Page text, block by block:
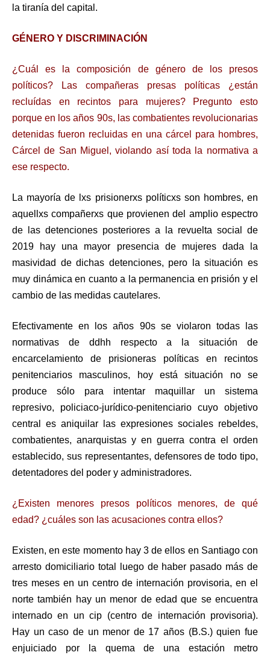
la tiranía del capital.
GÉNERO Y DISCRIMINACIÓN
¿Cuál es la composición de género de los presos
políticos? Las compañeras presas políticas ¿están
recluídas en recintos para mujeres? Pregunto esto
porque en los años 90s, las combatientes revolucionarias
detenidas fueron recluidas en una cárcel para hombres,
Cárcel de San Miguel, violando así toda la normativa a
ese respecto.
La mayoría de lxs prisionerxs políticxs son hombres, en
aquellxs compañerxs que provienen del amplio espectro
de las detenciones posteriores a la revuelta social de
2019 hay una mayor presencia de mujeres dada la
masividad de dichas detenciones, pero la situación es
muy dinámica en cuanto a la permanencia en prisión y el
cambio de las medidas cautelares.
Efectivamente en los años 90s se violaron todas las
normativas de ddhh respecto a la situación de
encarcelamiento de prisioneras políticas en recintos
penitenciarios masculinos, hoy está situación no se
produce sólo para intentar maquillar un sistema
represivo, policiaco-jurídico-penitenciario cuyo objetivo
central es aniquilar las expresiones sociales rebeldes,
combatientes, anarquistas y en guerra contra el orden
establecido, sus representantes, defensores de todo tipo,
detentadores del poder y administradores.
¿Existen menores presos políticos menores, de qué
edad? ¿cuáles son las acusaciones contra ellos?
Existen, en este momento hay 3 de ellos en Santiago con
arresto domiciliario total luego de haber pasado más de
tres meses en un centro de internación provisoria, en el
norte también hay un menor de edad que se encuentra
internado en un cip (centro de internación provisoria).
Hay un caso de un menor de 17 años (B.S.) quien fue
enjuiciado por la quema de una estación metro